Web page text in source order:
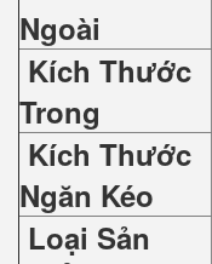
Ngoài
Kích Thước
Trong
Kích Thước
Ngăn Kéo
Loại Sản